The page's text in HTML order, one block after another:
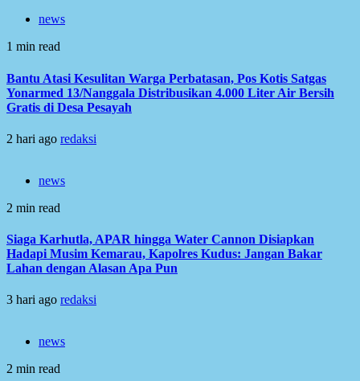
news
1 min read
Bantu Atasi Kesulitan Warga Perbatasan, Pos Kotis Satgas
Yonarmed 13/Nanggala Distribusikan 4.000 Liter Air Bersih
Gratis di Desa Pesayah
2 hari ago redaksi
news
2 min read
Siaga Karhutla, APAR hingga Water Cannon Disiapkan
Hadapi Musim Kemarau, Kapolres Kudus: Jangan Bakar
Lahan dengan Alasan Apa Pun
3 hari ago redaksi
news
2 min read